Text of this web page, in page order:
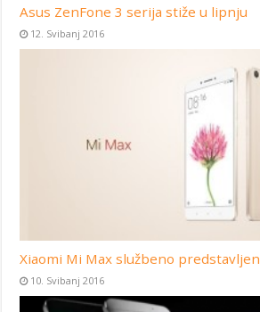
Asus ZenFone 3 serija stiže u lipnju
12. Svibanj 2016
Xiaomi Mi Max službeno predstavljen
10. Svibanj 2016